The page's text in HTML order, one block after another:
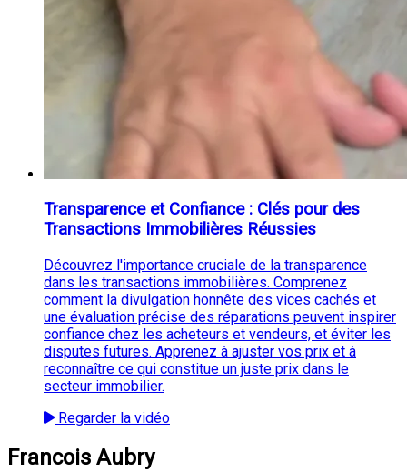
Transparence et Confiance : Clés pour des
Transactions Immobilières Réussies
Découvrez l'importance cruciale de la transparence
dans les transactions immobilières. Comprenez
comment la divulgation honnête des vices cachés et
une évaluation précise des réparations peuvent inspirer
confiance chez les acheteurs et vendeurs, et éviter les
disputes futures. Apprenez à ajuster vos prix et à
reconnaître ce qui constitue un juste prix dans le
secteur immobilier.
Regarder la vidéo
Francois Aubry